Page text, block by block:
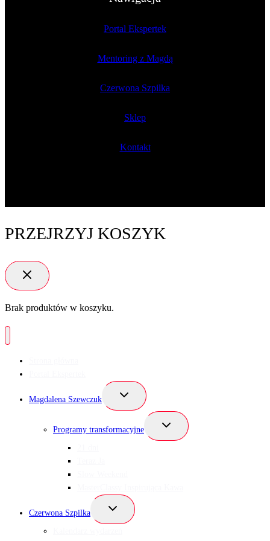
Portal Ekspertek
Mentoring z Magdą
Czerwona Szpilka
Sklep
Kontakt
PRZEJRZYJ KOSZYK
Brak produktów w koszyku.
Magdalena Szewczuk
Przełącz
podrzędne
Programy transformacyjne
Przełącz
podrzędne
Czerwona Szpilka
Przełącz
podrzędne